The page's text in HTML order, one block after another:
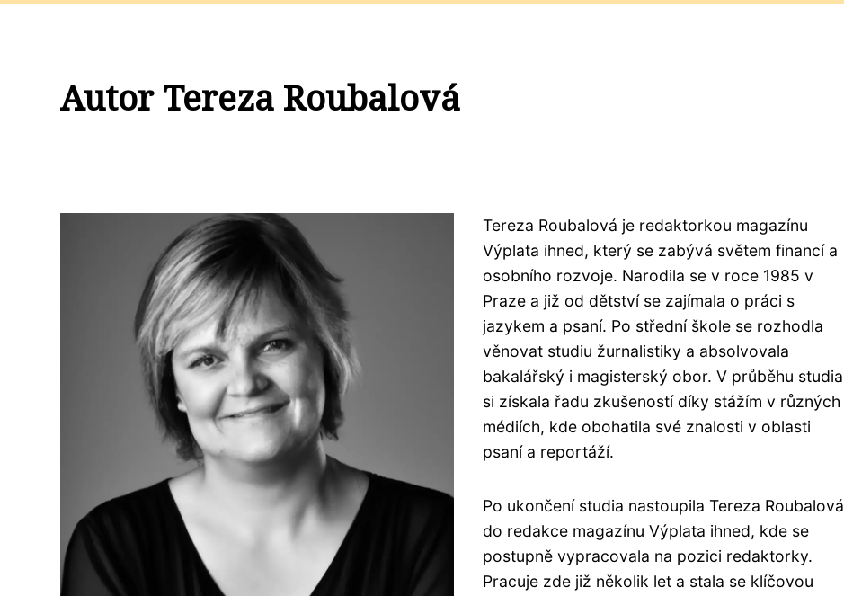
Autor Tereza Roubalová
Tereza Roubalová je redaktorkou magazínu
Výplata ihned, který se zabývá světem financí a
osobního rozvoje. Narodila se v roce 1985 v
Praze a již od dětství se zajímala o práci s
jazykem a psaní. Po střední škole se rozhodla
věnovat studiu žurnalistiky a absolvovala
bakalářský i magisterský obor. V průběhu studia
si získala řadu zkušeností díky stážím v různých
médiích, kde obohatila své znalosti v oblasti
psaní a reportáží.
Po ukončení studia nastoupila Tereza Roubalová
do redakce magazínu Výplata ihned, kde se
postupně vypracovala na pozici redaktorky.
Pracuje zde již několik let a stala se klíčovou